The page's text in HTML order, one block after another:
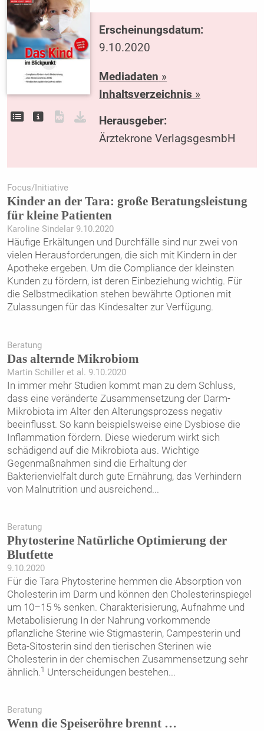
Erscheinungsdatum:
9.10.2020
Mediadaten »
Inhaltsverzeichnis »
Herausgeber:
Ärztekrone VerlagsgesmbH
Focus/Initiative
Kinder an der Tara: große Beratungsleistung
für kleine Patienten
Karoline Sindelar 9.10.2020
Häufige Erkältungen und Durchfälle sind nur zwei von
vielen Herausforderungen, die sich mit Kindern in der
Apotheke ergeben. Um die Compliance der kleinsten
Kunden zu fördern, ist deren Einbeziehung wichtig. Für
die Selbstmedikation stehen bewährte Optionen mit
Zulassungen für das Kindesalter zur Verfügung.
Beratung
Das alternde Mikrobiom
Martin Schiller et al. 9.10.2020
In immer mehr Studien kommt man zu dem Schluss,
dass eine veränderte Zusammensetzung der Darm-
Mikrobiota im Alter den Alterungsprozess negativ
beeinflusst. So kann beispielsweise eine Dysbiose die
Inflammation fördern. Diese wiederum wirkt sich
schädigend auf die Mikrobiota aus. Wichtige
Gegenmaßnahmen sind die Erhaltung der
Bakterienvielfalt durch gute Ernährung, das Verhindern
von Malnutrition und ausreichend...
Beratung
Phytosterine Natürliche Optimierung der
Blutfette
9.10.2020
Für die Tara Phytosterine hemmen die Absorption von
Cholesterin im Darm und können den Cholesterinspiegel
um 10–15 % senken. Charakterisierung, Aufnahme und
Metabolisierung In der Nahrung vorkommende
pflanzliche Sterine wie Stigmasterin, Campesterin und
Beta-Sitosterin sind den tierischen Sterinen wie
Cholesterin in der chemischen Zusammensetzung sehr
ähnlich. 1 Unterscheidungen bestehen...
Beratung
Wenn die Speiseröhre brennt …